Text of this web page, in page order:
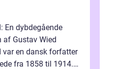
En dybdegående
Gustav Wied
var en dansk forfatter
fra 1858 til 1914.